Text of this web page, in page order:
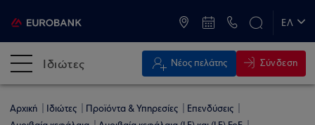
ΕΛ
Ιδιώτες Νέος πελάτης Σύνδεση
Αρχική Ιδιώτες Προϊόντα & Υπηρεσίες
Επενδύσεις